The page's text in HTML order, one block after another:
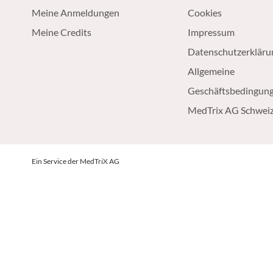
Meine Anmeldungen
Meine Credits
Cookies
Impressum
Allgemeine
MedTrix AG
Ein Service der MedTriX AG